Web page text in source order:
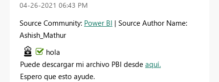
‎04-26-2021 06:43 PM
Source Community: Power BI | Source Author Name:
Ashish_Mathur
hola
Puede descargar mi archivo PBI desde aquí.
Espero que esto ayude.